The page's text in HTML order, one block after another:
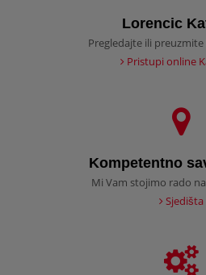
Lorencic
Pregledajte ili
Pristupi online
Kompetentno
Mi Vam stojimo rado
Sjedišta